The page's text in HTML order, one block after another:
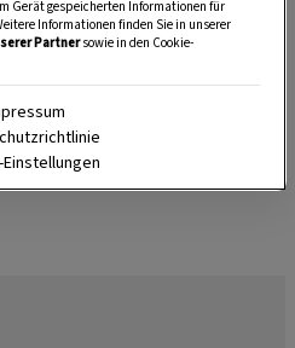
Gerät gespeicherten Informationen für
Informationen finden Sie in unserer
Partnersowie in den Cookie-